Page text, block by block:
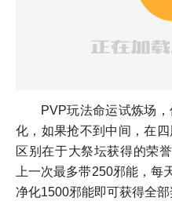
PVP玩法命运试炼场
化，如果抢不到中间，在
区别在于大祭坛获得的荣
上一次最多带250邪能，每
净化1500邪能即可获得全部